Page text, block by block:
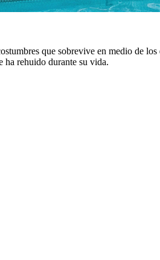
que sobrevive en medio de
ha rehuido durante su vida.